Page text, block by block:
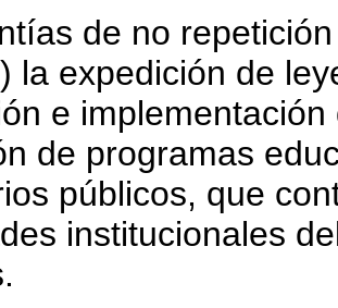
de no
la expedición de
e
de programas
públicos, que
institucionales